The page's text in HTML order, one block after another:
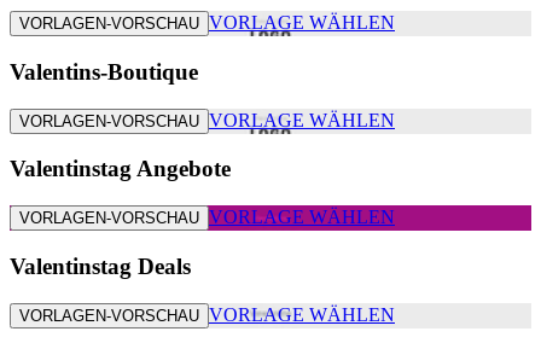
VORLAGEN-VORSCHAU VORLAGE WÄHLEN
Valentins-Boutique
VORLAGEN-VORSCHAU VORLAGE WÄHLEN
Valentinstag Angebote
VORLAGEN-VORSCHAU VORLAGE WÄHLEN
Valentinstag Deals
VORLAGEN-VORSCHAU VORLAGE WÄHLEN